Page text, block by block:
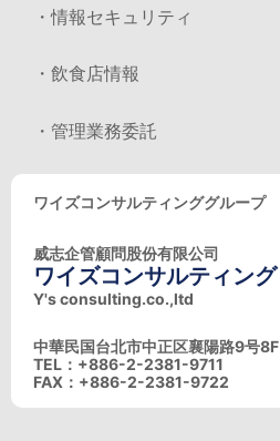
・情報セキュリティ
・飲食店情報
・管理業務委託
ワイズコンサルティンググループ
威志企管顧問股份有限公司
ワイズコンサルティング
Y's consulting.co.,ltd
中華民国台北市中正区襄陽路9号8F
TEL：+886-2-2381-9711
FAX：+886-2-2381-9722